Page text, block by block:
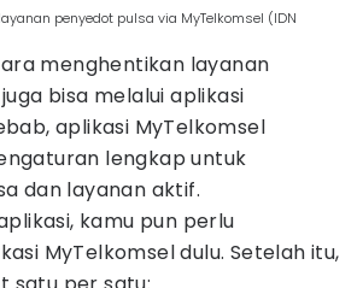
penyedot pulsa via MyTelkomsel (IDN
menghentikan layanan
juga bisa melalui aplikasi
aplikasi MyTelkomsel
lengkap untuk
dan layanan aktif.
kamu pun perlu
MyTelkomsel dulu. Setelah itu,